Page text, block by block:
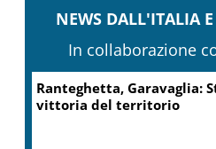
NEWS DALL'ITALIA
In collaborazione
Ranteghetta, Garavaglia:
vittoria del territorio